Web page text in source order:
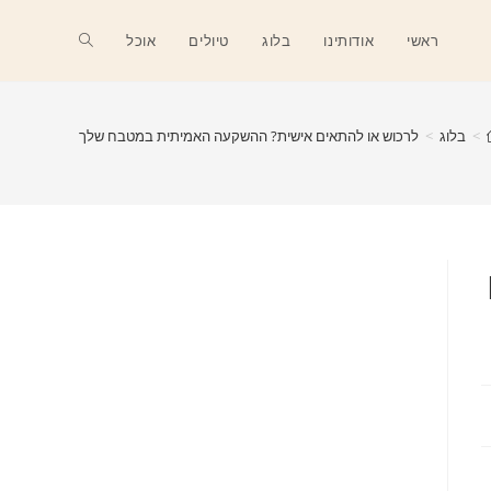
ראשי אודותינו בלוג טיולים אוכל Toggle
> בלוג > לרכוש או להתאים אישית? ההשקעה האמיתית במטבח שלך